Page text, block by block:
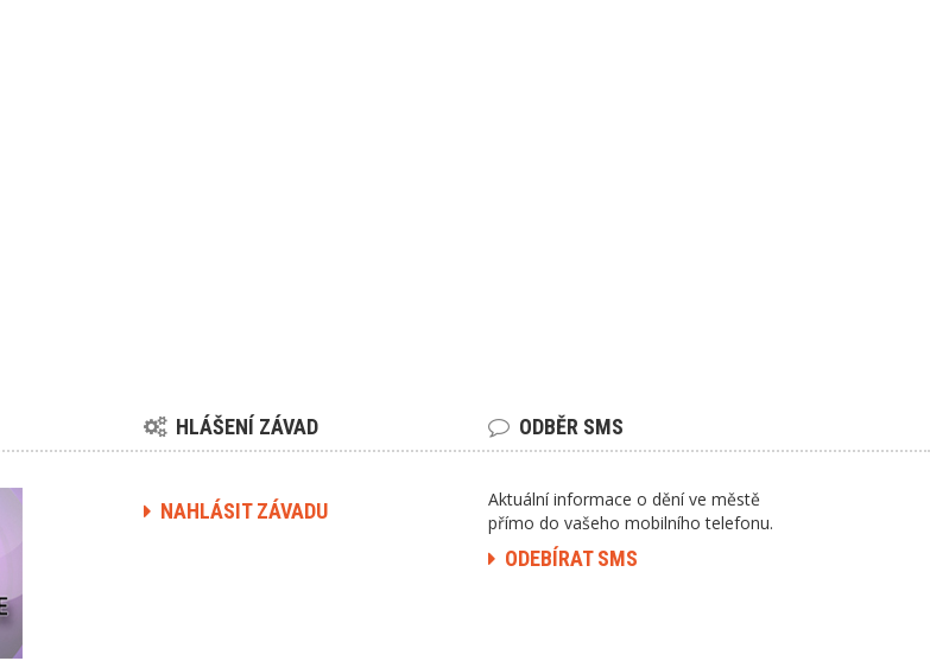
HLÁŠENÍ ZÁVAD ODBĚR SMS
NAHLÁSIT ZÁVADU
Aktuální informace o dění ve městě
přímo do vašeho mobilního telefonu.
ODEBÍRAT SMS